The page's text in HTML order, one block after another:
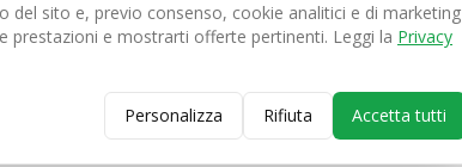
del sito e, previo consenso, cookie analitici e di marketing
prestazioni e mostrarti offerte pertinenti. Leggi la Privacy
Personalizza Rifiuta Accetta tutti